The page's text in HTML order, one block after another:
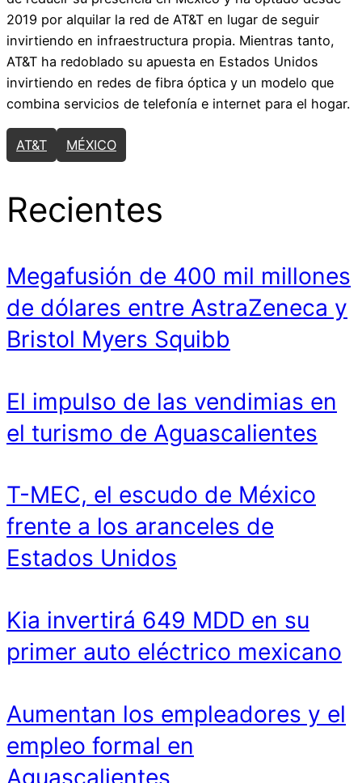
2019 por alquilar la red de AT&T en lugar de seguir
invirtiendo en infraestructura propia. Mientras tanto,
AT&T ha redoblado su apuesta en Estados Unidos
invirtiendo en redes de fibra óptica y un modelo que
combina servicios de telefonía e internet para el hogar.
AT&T MÉXICO
Recientes
Megafusión de 400 mil millones
de dólares entre AstraZeneca y
Bristol Myers Squibb
El impulso de las vendimias en
el turismo de Aguascalientes
T-MEC, el escudo de México
frente a los aranceles de
Estados Unidos
Kia invertirá 649 MDD en su
primer auto eléctrico mexicano
Aumentan los empleadores y el
empleo formal en
Aguascalientes